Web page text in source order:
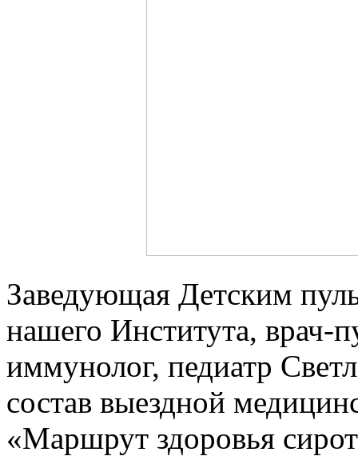
Заведующая Детским
нашего Института, врач-
иммунолог, педиатр
состав выездной
«Маршрут здоровья